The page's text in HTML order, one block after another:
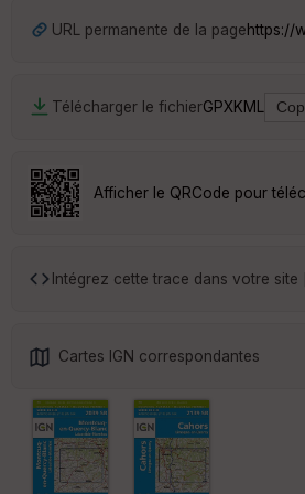
URL permanente de la pagehttps://
Télécharger le fichierGPXKML
Afficher le QRCode pour
Intégrez cette trace dans votre site
Cartes IGN correspondantes